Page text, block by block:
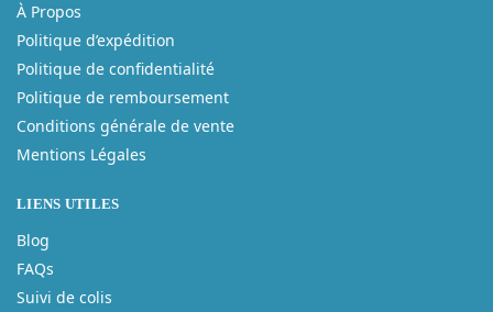
À Propos
Politique d’expédition
Politique de confidentialité
Politique de remboursement
Conditions générale de vente
Mentions Légales
LIENS UTILES
Blog
FAQs
Suivi de colis